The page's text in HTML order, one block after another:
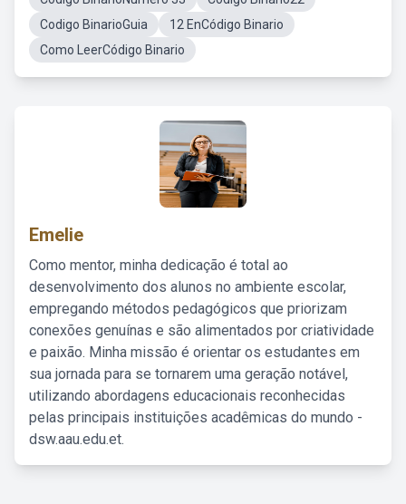
Codigo BinarioGuia
12 EnCódigo Binario
Como LeerCódigo Binario
Emelie
Como mentor, minha dedicação é total ao
desenvolvimento dos alunos no ambiente escolar,
empregando métodos pedagógicos que priorizam
conexões genuínas e são alimentados por criatividade
e paixão. Minha missão é orientar os estudantes em
sua jornada para se tornarem uma geração notável,
utilizando abordagens educacionais reconhecidas
pelas principais instituições acadêmicas do mundo -
dsw.aau.edu.et.